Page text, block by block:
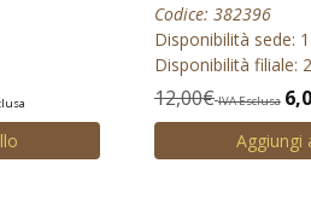
Codice: 382396
Disponibilità sede: 1
Disponibilità filiale: 2
12,00€ IVA Esclusa
Aggiungi